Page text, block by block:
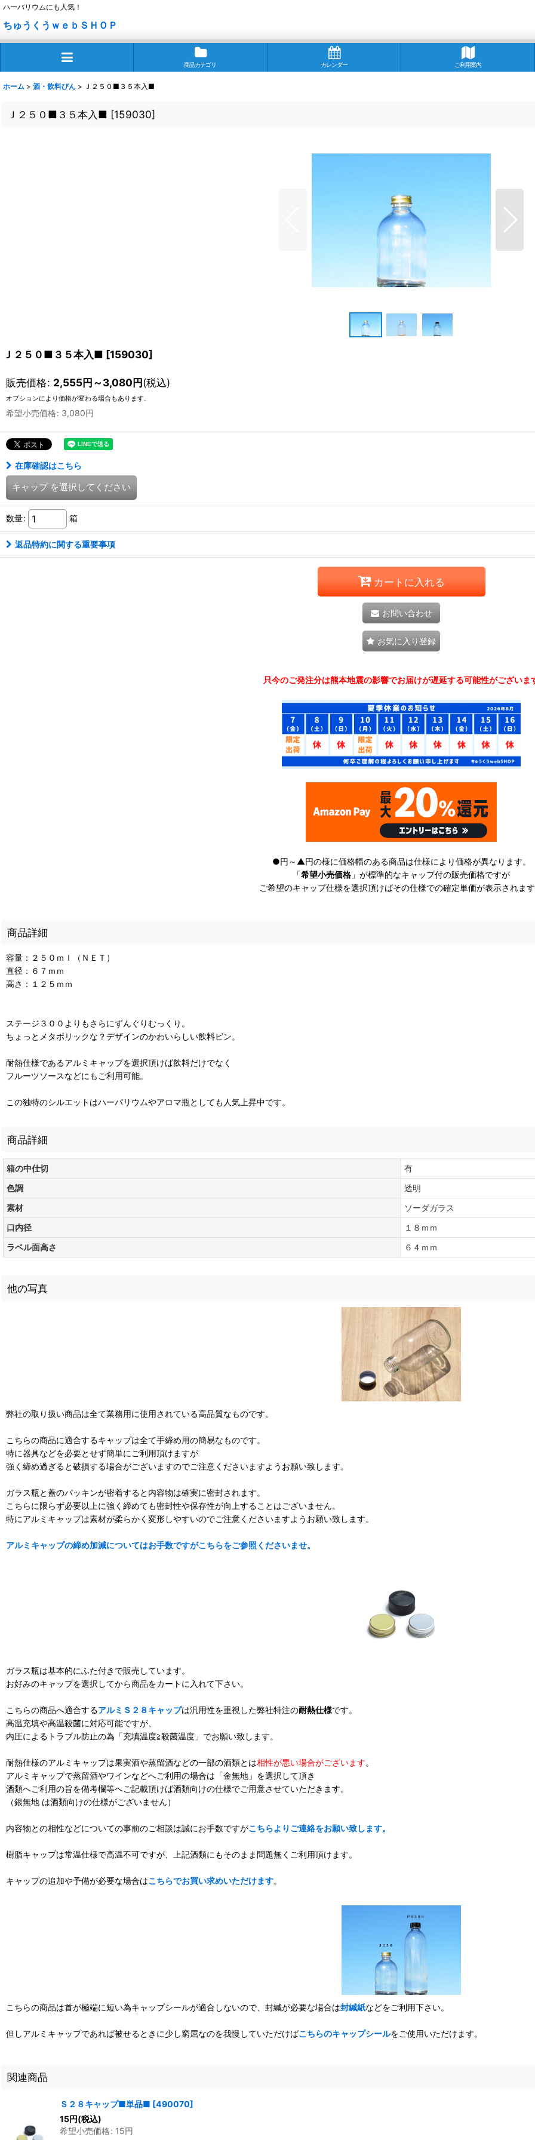
ハーバリウムにも人気！
ちゅうくうｗｅｂＳＨＯＰ
商品カテゴリ カレンダー ご利用案内
ホーム > 酒・飲料びん > Ｊ２５０■３５本入■
Ｊ２５０■３５本入■ [159030]
Ｊ２５０■３５本入■ [159030]
販売価格: 2,555円～3,080円(税込)
オプションにより価格が変わる場合もあります。
希望小売価格: 3,080円
在庫確認はこちら
キャップ を選択してください
数量: 箱
返品特約に関する重要事項
カートに入れる
お問い合わせ
お気に入り登録
只今のご発注分は熊本地震の影響でお届けが遅延する可能性がございま
●円～▲円の様に価格幅のある商品は仕様により価格が異なります。
「希望小売価格 」が標準的なキャップ付の販売価格ですが
ご希望のキャップ仕様を選択頂けばその仕様での確定単価が表示されま
商品詳細
容量：２５０ｍｌ（ＮＥＴ）
直径：６７ｍｍ
高さ：１２５ｍｍ
ステージ３００よりもさらにずんぐりむっくり。
ちょっとメタボリックな？デザインのかわいらしい飲料ビン。
耐熱仕様であるアルミキャップを選択頂けば飲料だけでなく
フルーツソースなどにもご利用可能。
この独特のシルエットはハーバリウムやアロマ瓶としても人気上昇中です。
商品詳細
箱の中仕切
有
色調
透明
素材
ソーダガラス
口内径
１８ｍｍ
ラベル面高さ
６４ｍｍ
他の写真
弊社の取り扱い商品は全て業務用に使用されている高品質なものです。
こちらの商品に適合するキャップは全て手締め用の簡易なものです。
特に器具などを必要とせず簡単にご利用頂けますが
強く締め過ぎると破損する場合がございますのでご注意くださいますようお願い致します。
ガラス瓶と蓋のパッキンが密着すると内容物は確実に密封されます。
こちらに限らず必要以上に強く締めても密封性や保存性が向上することはございません。
特にアルミキャップは素材が柔らかく変形しやすいのでご注意くださいますようお願い致します。
アルミキャップの締め加減についてはお手数ですがこちらをご参照くださいませ。
ガラス瓶は基本的にふた付きで販売しています。
お好みのキャップを選択してから商品をカートに入れて下さい。
こちらの商品へ適合するアルミＳ２８キャップは汎用性を重視した弊社特注の耐熱仕様です。
高温充填や高温殺菌に対応可能ですが、
内圧によるトラブル防止の為「充填温度≧殺菌温度」でお願い致します。
耐熱仕様のアルミキャップは果実酒や蒸留酒などの一部の酒類とは相性が悪い場合がございます。
アルミキャップで蒸留酒やワインなどへご利用の場合は「金無地」を選択して頂き
酒類へご利用の旨を備考欄等へご記載頂けば酒類向けの仕様でご用意させていただきます。
（銀無地 は酒類向けの仕様がございません）
内容物との相性などについての事前のご相談は誠にお手数ですがこちらよりご連絡をお願い致します。
樹脂キャップは常温仕様で高温不可ですが、上記酒類にもそのまま問題無くご利用頂けます。
キャップの追加や予備が必要な場合はこちらでお買い求めいただけます。
こちらの商品は首が極端に短い為キャップシールが適合しないので、封緘が必要な場合は封緘紙などをご利用下さい。
但しアルミキャップであれば被せるときに少し窮屈なのを我慢していただけばこちらのキャップシールをご使用いただけます。
関連商品
Ｓ２８キャップ■単品■ [490070]
15円(税込)
希望小売価格: 15円